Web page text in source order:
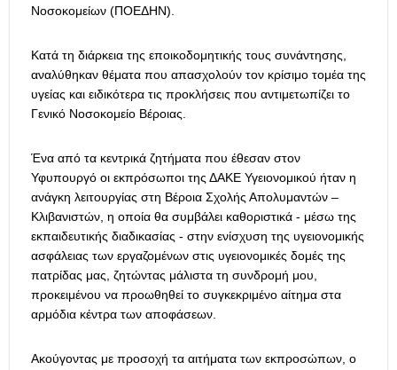
Νοσοκομείων (ΠΟΕΔΗΝ).
Κατά τη διάρκεια της εποικοδομητικής τους συνάντησης,
αναλύθηκαν θέματα που απασχολούν τον κρίσιμο τομέα της
υγείας και ειδικότερα τις προκλήσεις που αντιμετωπίζει το
Γενικό Νοσοκομείο Βέροιας.
Ένα από τα κεντρικά ζητήματα που έθεσαν στον
Υφυπουργό οι εκπρόσωποι της ΔΑΚΕ Υγειονομικού ήταν η
ανάγκη λειτουργίας στη Βέροια Σχολής Απολυμαντών –
Κλιβανιστών, η οποία θα συμβάλει καθοριστικά - μέσω της
εκπαιδευτικής διαδικασίας - στην ενίσχυση της υγειονομικής
ασφάλειας των εργαζομένων στις υγειονομικές δομές της
πατρίδας μας, ζητώντας μάλιστα τη συνδρομή μου,
προκειμένου να προωθηθεί το συγκεκριμένο αίτημα στα
αρμόδια κέντρα των αποφάσεων.
Ακούγοντας με προσοχή τα αιτήματα των εκπροσώπων, ο